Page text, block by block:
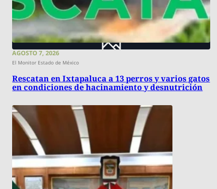
AGOSTO 7, 2026
El Monitor Estado de México
Rescatan en Ixtapaluca a 13 perros y varios gatos
en condiciones de hacinamiento y desnutrición